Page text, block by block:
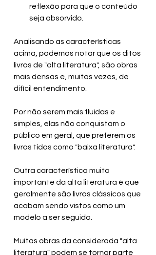
reflexão para que o conteúdo
seja absorvido.
Analisando as características
acima, podemos notar que os ditos
livros de "alta literatura", são obras
mais densas e, muitas vezes, de
difícil entendimento.
Por não serem mais fluidas e
simples, elas não conquistam o
público em geral, que preferem os
livros tidos como "baixa literatura".
Outra característica muito
importante da alta literatura é que
geralmente são livros clássicos que
acabam sendo vistos como um
modelo a ser seguido.
Muitas obras da considerada "alta
literatura" podem se tornar parte